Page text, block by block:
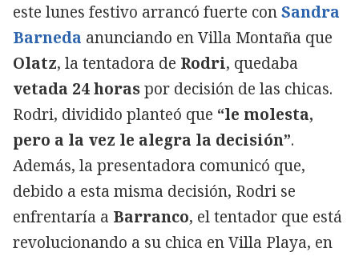
este lunes festivo arrancó fuerte conSandra
Barneda anunciando en Villa Montaña que
Olatz, la tentadora de Rodri, quedaba
vetada 24 horaspor decisión de las chicas.
Rodri, dividido planteó que “le molesta,
pero a la vez le alegra la decisión”.
Además, la presentadora comunicó que,
debido a esta misma decisión, Rodri se
enfrentaría a Barranco, el tentador que está
revolucionando a su chica en Villa Playa, en